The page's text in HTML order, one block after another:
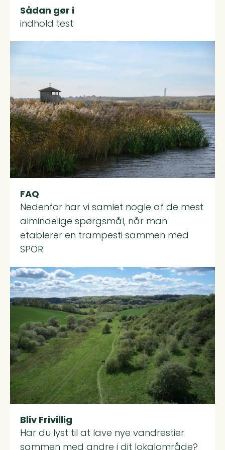
Sådan gør i
indhold test
FAQ
Nedenfor har vi samlet nogle af de mest
almindelige spørgsmål, når man
etablerer en trampesti sammen med
SPOR.
Read more about Bliv Frivillig
Bliv Frivillig
Har du lyst til at lave nye vandrestier
sammen med andre i dit lokalområde?